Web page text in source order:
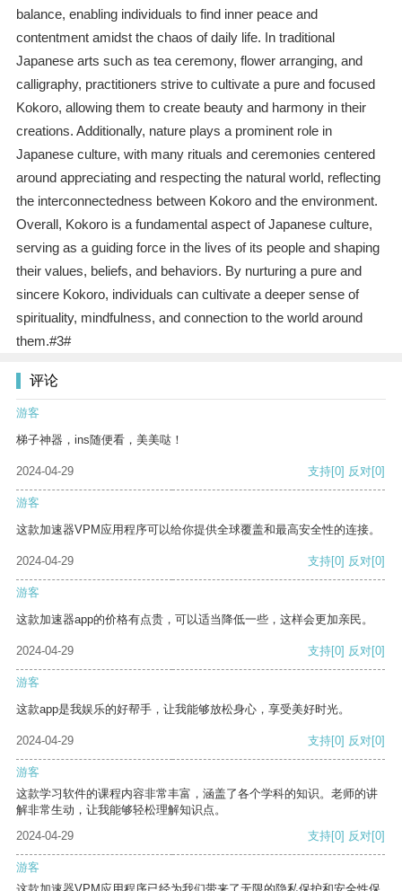
balance, enabling individuals to find inner peace and
contentment amidst the chaos of daily life. In traditional
Japanese arts such as tea ceremony, flower arranging, and
calligraphy, practitioners strive to cultivate a pure and focused
Kokoro, allowing them to create beauty and harmony in their
creations. Additionally, nature plays a prominent role in
Japanese culture, with many rituals and ceremonies centered
around appreciating and respecting the natural world, reflecting
the interconnectedness between Kokoro and the environment.
Overall, Kokoro is a fundamental aspect of Japanese culture,
serving as a guiding force in the lives of its people and shaping
their values, beliefs, and behaviors. By nurturing a pure and
sincere Kokoro, individuals can cultivate a deeper sense of
spirituality, mindfulness, and connection to the world around
them.#3#
评论
游客
梯子神器，ins随便看，美美哒！
2024-04-29 支持[0] 反对[0]
游客
这款加速器VPM应用程序可以给你提供全球覆盖和最高安全性的连接。
2024-04-29 支持[0] 反对[0]
游客
这款加速器app的价格有点贵，可以适当降低一些，这样会更加亲民。
2024-04-29 支持[0] 反对[0]
游客
这款app是我娱乐的好帮手，让我能够放松身心，享受美好时光。
2024-04-29 支持[0] 反对[0]
游客
这款学习软件的课程内容非常丰富，涵盖了各个学科的知识。老师的讲
解非常生动，让我能够轻松理解知识点。
2024-04-29
支持[0] 反对[0]
游客